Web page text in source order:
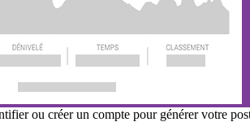
ou créer un compte pour générer votre